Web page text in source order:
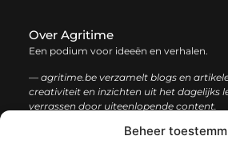
Beheer
Over Agritime
Een podium voor ideeën en verhalen.
— agritime.be verzamelt blogs en
creativiteit en inzichten uit het dagelijks
verrassen door uiteenlopende content.